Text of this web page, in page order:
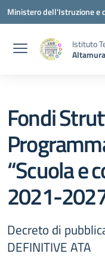
Vai ai contenuti
Vai al menu di navigazione
Vai al footer
Ministero dell'Istruzione e
Istituto
Fondi
“Scuola e
2021-
Decreto di
DEFINITIVE ATA